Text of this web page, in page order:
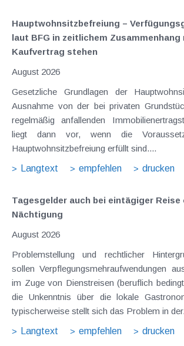
Hauptwohnsitz​­befreiung –
laut BFG in zeitlichem Zusammenhang
Kaufvertrag stehen
August 2026
Gesetzliche Grundlagen der
Ausnahme von der bei privaten
regelmäßig anfallenden
liegt dann vor, wenn die
Hauptwohnsitzbefreiung erfüllt sind....
Langtext
empfehlen drucken
Tagesgelder auch bei eintägiger Reise
Nächtigung
August 2026
Problemstellung und rechtlicher Hintergrund
sollen Verpflegungsmehraufwendungen
im Zuge von Dienstreisen (beruflich
die Unkenntnis über die lokale
typischerweise stellt sich das Problem in
Langtext
empfehlen drucken